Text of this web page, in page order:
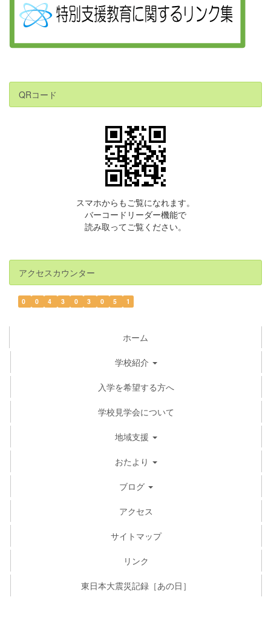
QRコード
スマホからもご覧になれます。
バーコードリーダー機能で
読み取ってご覧ください。
アクセスカウンター
0 0 4 3 0 3 0 5 1
ホーム
学校紹介
入学を希望する方へ
学校見学会について
地域支援
おたより
ブログ
アクセス
サイトマップ
リンク
東日本大震災記録［あの日］